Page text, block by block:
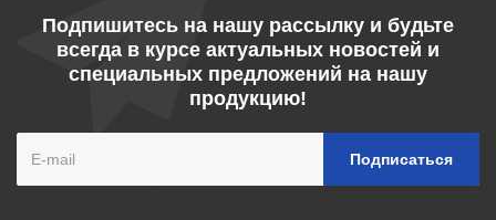
Подпишитесь на нашу рассылку и будьте
всегда в курсе актуальных новостей и
специальных предложений на нашу
продукцию!